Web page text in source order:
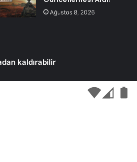
Ağustos 8, 2026
kaldırabilir